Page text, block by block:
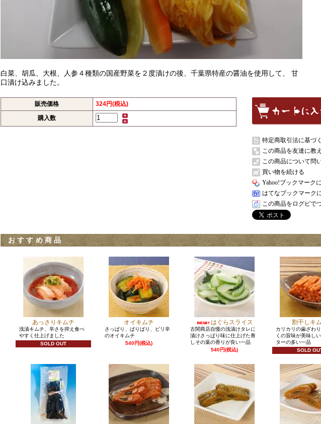
白菜、胡瓜、大根、人参４種類の国産野菜を２度漬けの後、千葉県特産の醤油を使用して、 甘
口漬け込みました。
販売価格
324円(税込)
購入数
特定商取引法に基づ
この商品を友達に教
この商品について問
買い物を続ける
Yahoo!ブックマーク
はてなブックマーク
この商品をログピで
おすすめ商品
あっさりキムチ
浅漬キムチ、辛さを抑え食べ
やすく仕上げました
SOLD OUT
オイキムチ
さっぱり、ぱりぱり、ピリ辛
のオイキムチ
540円(税込)
はぐらスライス
古関商店自慢の浅漬けタレに
漬けさっぱり味に仕上げた青
しその葉の香りが良い一品
540円(税込)
割干しキ
カリカリの歯ざわ
くの旨味が美味し
ターの多い一品
SOLD